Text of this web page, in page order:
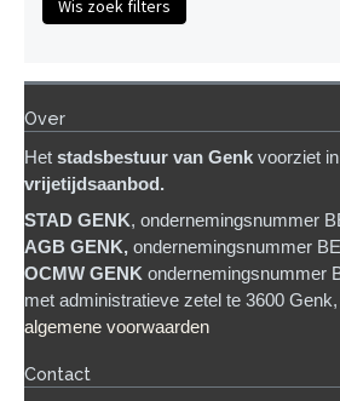
Wis zoek filters
Over
Het stadsbestuur van Genk voorziet
vrijetijdsaanbod.
STAD GENK, ondernemingsnummer
AGB GENK, ondernemingsnummer
OCMW GENK ondernemingsnummer
met administratieve zetel te 3600 Genk,
algemene voorwaarden
Contact